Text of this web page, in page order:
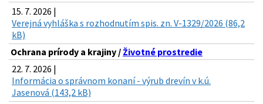
15. 7. 2026 |
Verejná vyhláška s rozhodnutím spis. zn. V-1329/2026 (86,2
kB)
Ochrana prírody a krajiny / Životné prostredie
22. 7. 2026 |
Informácia o správnom konaní - výrub drevín v k.ú.
Jasenová (143,2 kB)